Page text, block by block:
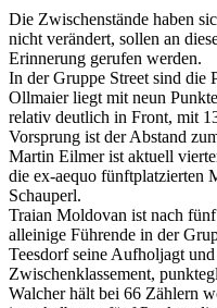
Die Zwischenstände haben
nicht verändert, sollen an
Erinnerung gerufen werden.
In der Gruppe Street sind die
Ollmaier liegt mit neun
relativ deutlich in Front, mit
Vorsprung ist der Abstand
Martin Eilmer ist aktuell
die ex-aequo fünftplatzierten
Schauperl.
Traian Moldovan ist nach
alleinige Führende in der
Teesdorf seine Aufholjagt
Zwischenklassement,
Walcher hält bei 66 Zählern